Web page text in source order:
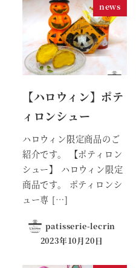
news
【ハロウィン】ポテ
ィロンシュー
ハロウィン限定商品のご
紹介です。 【ポティロン
シュー】 ハロウィン限定
商品です。 ポティロンシ
ュー専 […]
patisserie-lecrin
2023年10月20日